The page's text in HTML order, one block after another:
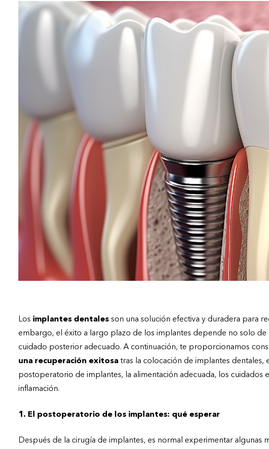
Los implantes dentales son una solución efectiva y duradera para
embargo, el éxito a largo plazo de los implantes depende no solo de
cuidado posterior adecuado. A continuación, te proporcionamos
una recuperación exitosa tras la colocación de implantes dentales,
postoperatorio de implantes, la alimentación adecuada, los cuidados
inflamación.
1. El postoperatorio de los implantes: qué esperar
Después de la cirugía de implantes, es normal experimentar algunas